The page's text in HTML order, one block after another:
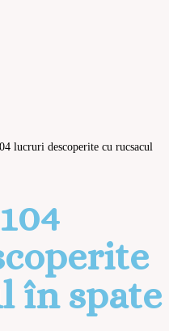
lucruri descoperite cu rucsacul
în spate